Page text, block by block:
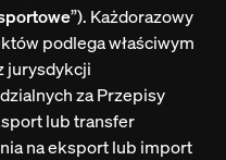
”). Każdorazowy
podlega właściwym
jurysdykcji
za Przepisy
lub transfer
na eksport lub import